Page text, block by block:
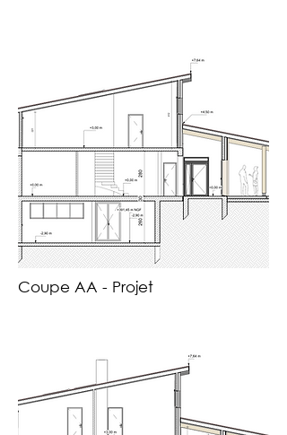
Coupe AA - Projet